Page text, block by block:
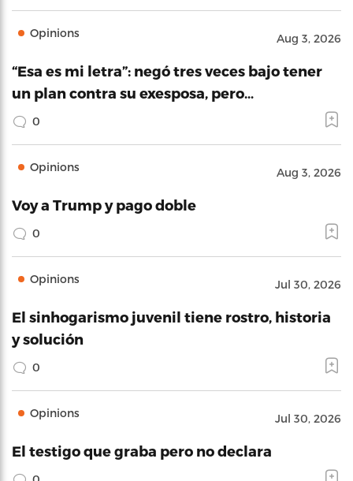
Opinions Aug 3, 2026
“Esa es mi letra”: negó tres veces bajo tener
un plan contra su exesposa, pero…
0
Opinions Aug 3, 2026
Voy a Trump y pago doble
0
Opinions Jul 30, 2026
El sinhogarismo juvenil tiene rostro, historia
y solución
0
Opinions Jul 30, 2026
El testigo que graba pero no declara